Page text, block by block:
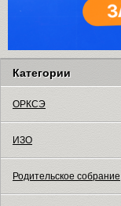
Категории
ОРКСЭ
ИЗО
Родительское собрание